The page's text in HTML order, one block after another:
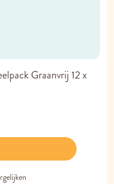
Graanvrij 12 x